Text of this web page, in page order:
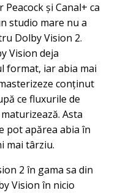
și Canal+ ca
studio mare nu a
Dolby Vision 2.
Vision deja
format, iar abia mai
conținut
ce fluxurile de
Asta
pot apărea abia în
mai târziu.
2 în gama sa din
Vision în nicio